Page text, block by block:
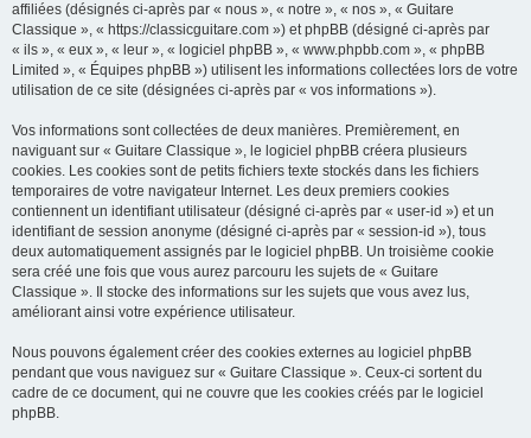
affiliées (désignés ci-après par « nous », « notre », « nos », « Guitare
Classique », « https://classicguitare.com ») et phpBB (désigné ci-après par
« ils », « eux », « leur », « logiciel phpBB », « www.phpbb.com », « phpBB
Limited », « Équipes phpBB ») utilisent les informations collectées lors de votre
utilisation de ce site (désignées ci-après par « vos informations »).
Vos informations sont collectées de deux manières. Premièrement, en
naviguant sur « Guitare Classique », le logiciel phpBB créera plusieurs
cookies. Les cookies sont de petits fichiers texte stockés dans les fichiers
temporaires de votre navigateur Internet. Les deux premiers cookies
contiennent un identifiant utilisateur (désigné ci-après par « user-id ») et un
identifiant de session anonyme (désigné ci-après par « session-id »), tous
deux automatiquement assignés par le logiciel phpBB. Un troisième cookie
sera créé une fois que vous aurez parcouru les sujets de « Guitare
Classique ». Il stocke des informations sur les sujets que vous avez lus,
améliorant ainsi votre expérience utilisateur.
Nous pouvons également créer des cookies externes au logiciel phpBB
pendant que vous naviguez sur « Guitare Classique ». Ceux-ci sortent du
cadre de ce document, qui ne couvre que les cookies créés par le logiciel
phpBB.